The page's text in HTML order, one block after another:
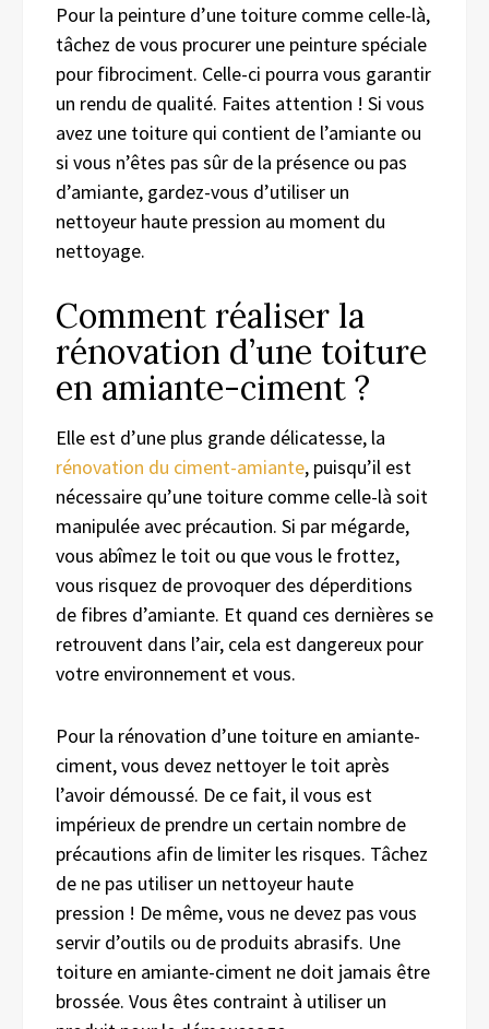
Pour la peinture d’une toiture comme celle-là,
tâchez de vous procurer une peinture spéciale
pour fibrociment. Celle-ci pourra vous garantir
un rendu de qualité. Faites attention ! Si vous
avez une toiture qui contient de l’amiante ou
si vous n’êtes pas sûr de la présence ou pas
d’amiante, gardez-vous d’utiliser un
nettoyeur haute pression au moment du
nettoyage.
Comment réaliser la
rénovation d’une toiture
en amiante-ciment ?
Elle est d’une plus grande délicatesse, la
rénovation du ciment-amiante, puisqu’il est
nécessaire qu’une toiture comme celle-là soit
manipulée avec précaution. Si par mégarde,
vous abîmez le toit ou que vous le frottez,
vous risquez de provoquer des déperditions
de fibres d’amiante. Et quand ces dernières se
retrouvent dans l’air, cela est dangereux pour
votre environnement et vous.
Pour la rénovation d’une toiture en amiante-
ciment, vous devez nettoyer le toit après
l’avoir démoussé. De ce fait, il vous est
impérieux de prendre un certain nombre de
précautions afin de limiter les risques. Tâchez
de ne pas utiliser un nettoyeur haute
pression ! De même, vous ne devez pas vous
servir d’outils ou de produits abrasifs. Une
toiture en amiante-ciment ne doit jamais être
brossée. Vous êtes contraint à utiliser un